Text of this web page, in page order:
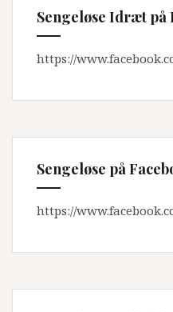
Sengeløse Idræt på
https://
Sengeløse på
https://